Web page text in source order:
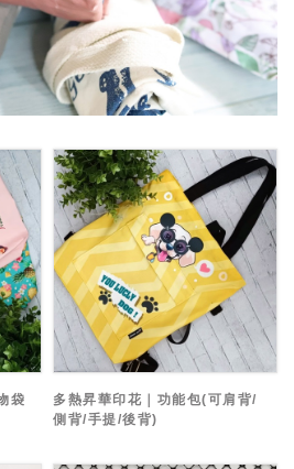
袋
多熱昇華印花｜功能包(可肩背/
側背/手提/後背)